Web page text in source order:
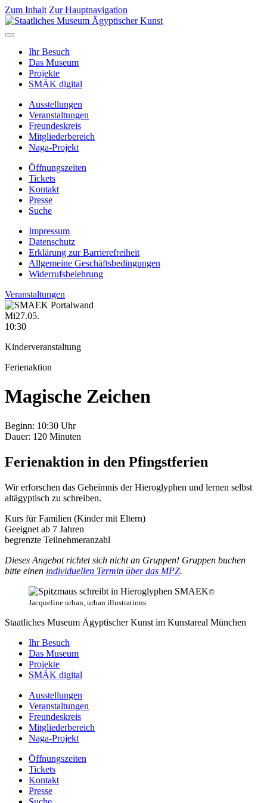
Zum Inhalt Zur Hauptnavigation
Ihr Besuch
Das Museum
Projekte
SMÄK digital
Ausstellungen
Veranstaltungen
Freundeskreis
Mitgliederbereich
Naga-Projekt
Öffnungszeiten
Tickets
Kontakt
Presse
Suche
Impressum
Datenschutz
Erklärung zur Barrierefreiheit
Allgemeine Geschäftsbedingungen
Widerrufsbelehrung
Veranstaltungen
Mi27.05.
10:30
Kinderveranstaltung
Ferienaktion
Magische Zeichen
Beginn: 10:30 Uhr
Dauer: 120 Minuten
Ferienaktion in den Pfingstferien
Wir erforschen das Geheimnis der Hieroglyphen und lernen selbst
altägyptisch zu schreiben.
Kurs für Familien (Kinder mit Eltern)
Geeignet ab 7 Jahren
begrenzte Teilnehmeranzahl
Dieses Angebot richtet sich nicht an Gruppen! Gruppen buchen
bitte einen individuellen Termin über das MPZ.
©
Jacqueline urban, urban illustrations
Staatliches Museum Ägyptischer Kunst im Kunstareal München
Ihr Besuch
Das Museum
Projekte
SMÄK digital
Ausstellungen
Veranstaltungen
Freundeskreis
Mitgliederbereich
Naga-Projekt
Öffnungszeiten
Tickets
Kontakt
Presse